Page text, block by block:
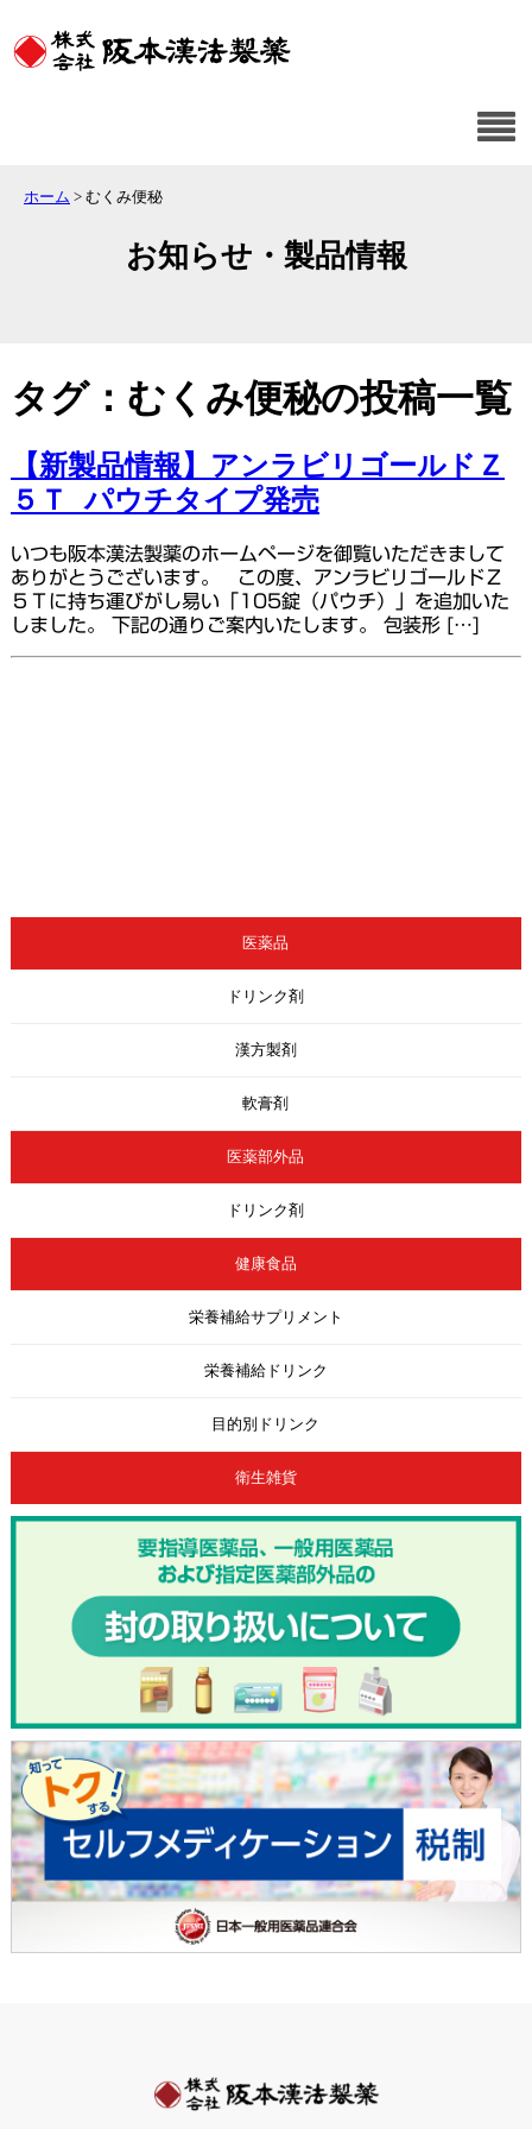
ホーム > むくみ便秘
お知らせ・製品情報
タグ：むくみ便秘の投稿一覧
【新製品情報】アンラビリゴールドＺ
５Ｔ パウチタイプ発売
いつも阪本漢法製薬のホームページを御覧いただきまして
ありがとうございます。 この度、アンラビリゴールドＺ
５Ｔに持ち運びがし易い「105錠（パウチ）」を追加いた
しました。 下記の通りご案内いたします。 包装形 […]
医薬品
ドリンク剤
漢方製剤
軟膏剤
医薬部外品
ドリンク剤
健康食品
栄養補給サプリメント
栄養補給ドリンク
目的別ドリンク
衛生雑貨